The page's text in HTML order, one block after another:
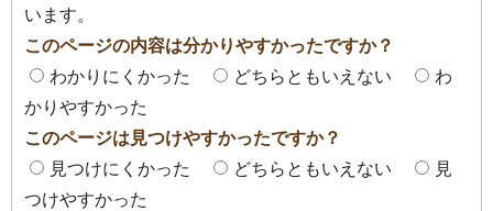
います。
このページの内容は分かりやすかったですか？
わかりにくかった
どちらともいえない
わ
かりやすかった
このページは見つけやすかったですか？
見つけにくかった
どちらともいえない
見
つけやすかった